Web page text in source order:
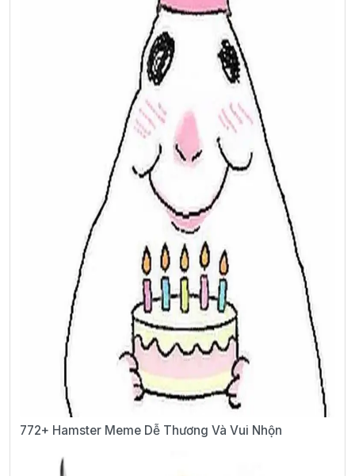
772+ Hamster Meme Dễ Thương Và Vui Nhộn